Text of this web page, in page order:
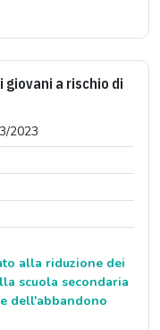
a rischio di
2023
alla riduzione dei
scuola secondaria
dell'abbandono